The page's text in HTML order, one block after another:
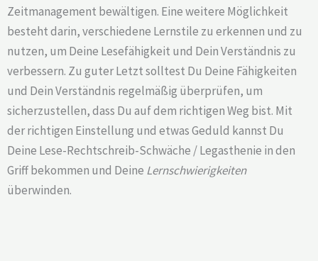
Zeitmanagement bewältigen. Eine weitere Möglichkeit
besteht darin, verschiedene Lernstile zu erkennen und zu
nutzen, um Deine Lesefähigkeit und Dein Verständnis zu
verbessern. Zu guter Letzt solltest Du Deine Fähigkeiten
und Dein Verständnis regelmäßig überprüfen, um
sicherzustellen, dass Du auf dem richtigen Weg bist. Mit
der richtigen Einstellung und etwas Geduld kannst Du
Deine Lese-Rechtschreib-Schwäche / Legasthenie in den
Griff bekommen und Deine Lernschwierigkeiten
überwinden.